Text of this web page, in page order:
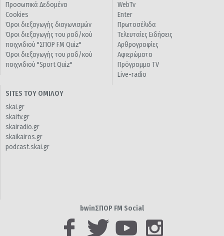
Προσωπικά Δεδομένα
Cookies
Όροι διεξαγωγής διαγωνισμών
Όροι διεξαγωγής του ραδ/κού
παιχνιδιού "ΣΠΟΡ FM Quiz"
Όροι διεξαγωγής του ραδ/κού
παιχνιδιού "Sport Quiz"
WebTv
Enter
Πρωτοσέλιδα
Τελευταίες Ειδήσεις
Αρθρογραφίες
Αφιερώματα
Πρόγραμμα TV
Live-radio
SITES ΤΟΥ ΟΜΙΛΟΥ
skai.gr
skaitv.gr
skairadio.gr
skaikairos.gr
podcast.skai.gr
bwinΣΠΟΡ FM Social